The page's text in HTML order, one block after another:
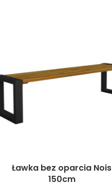
Ławka bez oparcia Nois
150cm